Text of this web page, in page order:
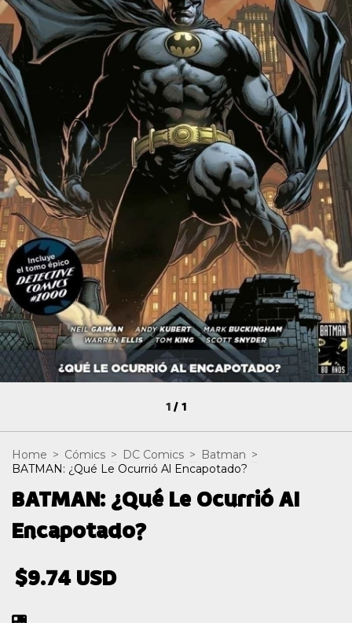
1/1
Home > Cómics > DC Comics > Batman >
BATMAN: ¿Qué Le Ocurrió Al Encapotado?
BATMAN: ¿Qué Le Ocurrió Al
Encapotado?
$9.74 USD